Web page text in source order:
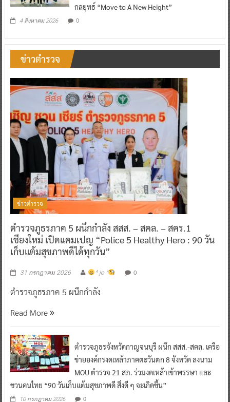
กลยุทธ์ “Move to A New Height”
4 สิงหาคม 2026 0
ข่าวตำรวจ
ข่าวตำรวจ
ตำรวจภูธรภาค 5 ผนึกกำลัง สสส. – สคล. – สคร.1
เชียงใหม่ เปิดแคมเปญ “Police 5 Healthy Hero : 90 วัน
เก็บแต้มสุขภาพดีได้ทุกวัน”
31 กรกฎาคม 2026 ^ jo ^ 0
ตำรวจภูธรภาค 5 ผนึกกำลัง
Read More
ตำรวจภูธรจังหวัดกาญจนบุรี ผนึก สสส.-สคล. เครือ
ข่ายองค์กรงดเหล้าภาคตะวันตก 8 จังหวัด ลงนาม
MOU ตำรวจ 21 สภ. ร่วมงดเหล้าเข้าพรรษา และ
ชวนคนไทย “90 วันเก็บแต้มสุขภาพดี สิ่งดี ๆ จะเกิดขึ้น”
10 กรกฎาคม 2026 0